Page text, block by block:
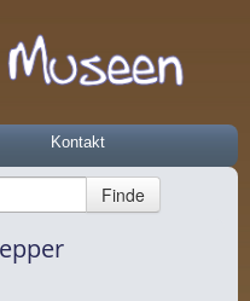
Kontakt